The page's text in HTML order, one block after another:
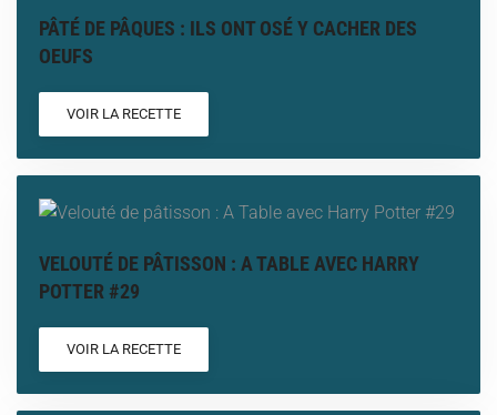
PÂTÉ DE PÂQUES : ILS ONT OSÉ Y CACHER DES
OEUFS
VOIR LA RECETTE
VELOUTÉ DE PÂTISSON : A TABLE AVEC HARRY
POTTER #29
VOIR LA RECETTE